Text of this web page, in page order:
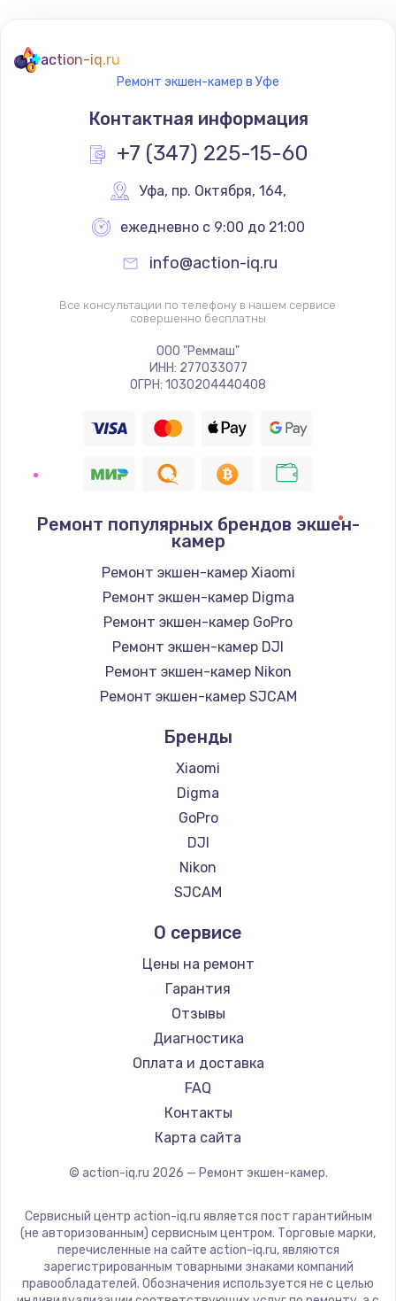
Замена кнопок
500 руб.
Заказать
Замена лампы
500 руб.
Заказать
Замена корпусных элементов
Заказать
action-iq.ru
Ремонт экшен-камер в Уфе
Контактная информация
+7 (347) 225-15-60
Уфа, пр. Октября, 164,
ежедневно с 9:00 до 21:00
info@action-iq.ru
Все консультации по телефону в нашем сервисе
совершенно бесплатны
ООО "Реммаш"
ИНН: 277033077
ОГРН: 1030204440408
Ремонт популярных брендов экшен-
камер
Ремонт экшен-камер Xiaomi
Ремонт экшен-камер Digma
Ремонт экшен-камер GoPro
Ремонт экшен-камер DJI
Ремонт экшен-камер Nikon
Ремонт экшен-камер SJCAM
Бренды
Xiaomi
Digma
GoPro
DJI
Nikon
SJCAM
О сервисе
Цены на ремонт
Гарантия
Отзывы
Диагностика
Оплата и доставка
FAQ
Контакты
Карта сайта
© action-iq.ru 2026 — Ремонт экшен-камер.
Сервисный центр action-iq.ru является пост гарантийным
(не авторизованным) сервисным центром. Торговые марки,
перечисленные на сайте action-iq.ru, являются
зарегистрированным товарными знаками компаний
правообладателей. Обозначения используется не с целью